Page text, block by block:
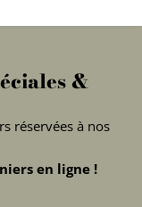
&
réservées à nos
en ligne !